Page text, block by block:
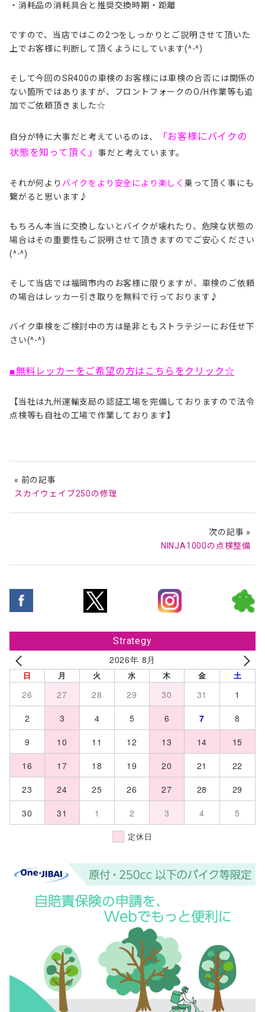
Strategy
2026年 8月
日 月 火 水 木 金 土
26 27 28 29 30 31
1
2
3 4 5 6 7
8
9
10 11 12 13 14
15
16
17 18 19 20 21
22
23
24 25 26 27 28
29
30
31 1 2 3 4 5
定休日
・消耗品の消耗具合と推奨交換時期・距離
ですので、当店ではこの2つをしっかりとご説明させて頂いた
上でお客様に判断して頂くようにしています(^-^)
そして今回のSR400の車検のお客様には車検の合否には関係の
ない箇所ではありますが、フロントフォークのO/H作業等も追
加でご依頼頂きました☆
自分が特に大事だと考えているのは、
「お客様にバイクの
状態を知って頂く」事だと考えています。
それが何より バイクをより安全により楽しく乗って頂く事にも
繋がると思います♪
もちろん本当に交換しないとバイクが壊れたり、危険な状態の
場合はその重要性もご説明させて頂きますのでご安心ください
(^-^)
そして当店では福岡市内のお客様に限りますが、車検のご依頼
の場合はレッカー引き取りを無料で行っております♪
バイク車検をご検討中の方は是非ともストラテジーにお任せ下
さい(^-^)
■無料レッカーをご希望の方はこちらをクリック☆
【当社は九州運輸支局の認証工場を完備しておりますので法令
点検等も自社の工場で作業しております】
« 前の記事
スカイウェイブ250の修理
次の記事 »
NINJA1000の点検整備